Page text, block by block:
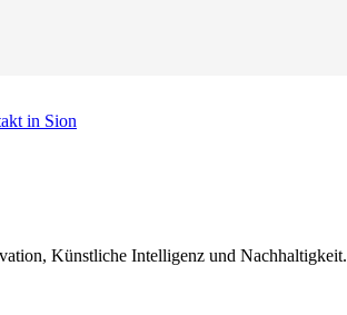
in Sion
Künstliche Intelligenz und Nachhaltigkeit.